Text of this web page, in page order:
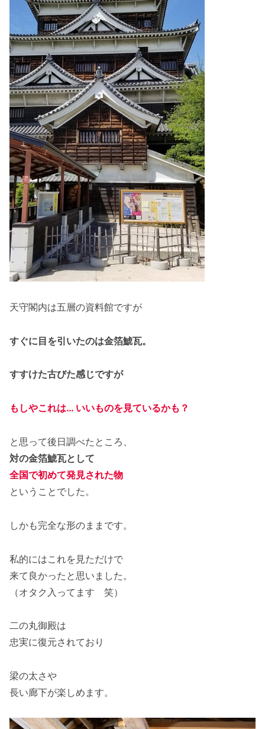
天守閣内は五層の資料館ですが
すぐに目を引いたのは金箔鯱瓦。
すすけた古びた感じですが
もしやこれは… いいものを見ているかも？
と思って後日調べたところ、
対の金箔鯱瓦として
全国で初めて発見された物
ということでした。
しかも完全な形のままです。
私的にはこれを見ただけで
来て良かったと思いました。
（オタク入ってます 笑）
二の丸御殿は
忠実に復元されており
梁の太さや
長い廊下が楽しめます。